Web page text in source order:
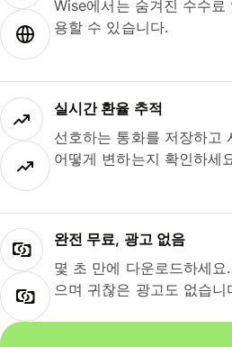
Wise에서는 숨겨진 수수료
용할 수 있습니다.
실시간 환율 추적
선호하는 통화를 저장하고
어떻게 변하는지 확인하세
완전 무료, 광고 없음
몇 초 만에 다운로드하세
으며 귀찮은 광고도 없습니